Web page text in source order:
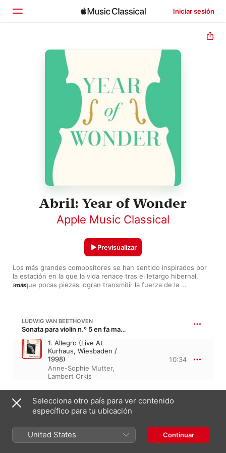
Iniciar sesión
Inicio
Abril: Year of Wonder
Apple Music Classical
Los más grandes compositores se han sentido inspirados por
la estación en la que la vida renace tras el letargo hibernal,
aunque pocas piezas logran transmitir la fuerza de la
seleccionado algunas de las más interesantes.
más
Previsualizar
LUDWIG VAN BEETHOVEN
Sonata para violín n.º 5 en fa mayor, Op. 24 · “Primavera”
1. Allegro (Live At
Kurhaus, Wiesbaden /
1998)
Anne-Sophie Mutter,
Lambert Orkis
10:34
3 Intermezzi, Op. 117
Khatia Buniatishvili
5:14
Selecciona otro país para ver contenido
específico para tu ubicación
United States Continuar